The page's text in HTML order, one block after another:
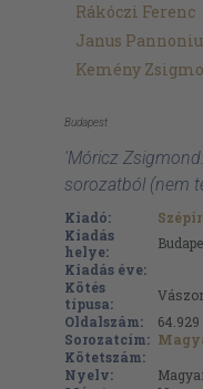
Rákóczi Ferenc
Janus
Kemény
Budapest
'Móricz
sorozatból (nem
Kiadó:
Kiadás
helye:
Kiadás éve:
Kötés
típusa:
Oldalszám:
64.929
Sorozatcím:
Kötetszám:
Nyelv: